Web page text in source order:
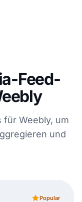
Feed-
für Weebly, um
und
Popular